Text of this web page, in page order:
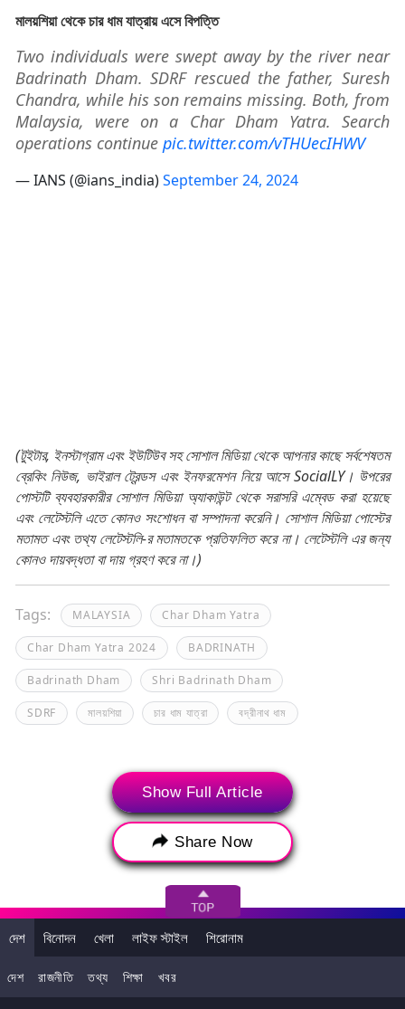
মালয়শিয়া থেকে চার ধাম যাত্রায় এসে বিপত্তি
Two individuals were swept away by the river near
Badrinath Dham. SDRF rescued the father, Suresh
Chandra, while his son remains missing. Both, from
Malaysia, were on a Char Dham Yatra. Search
operations continue pic.twitter.com/vTHUecIHWV
— IANS (@ians_india)September 24, 2024
(টুইটার, ইনস্টাগ্রাম এবং ইউটিউব সহ সোশাল মিডিয়া থেকে আপনার কাছে সর্বশেষতম
ব্রেকিং নিউজ, ভাইরাল ট্রেন্ডস এবং ইনফরমেশন নিয়ে আসে SocialLY। উপরের
পোস্টটি ব্যবহারকারীর সোশাল মিডিয়া অ্যাকাউন্ট থেকে সরাসরি এম্বেড করা হয়েছে
এবং লেটেস্টলি এতে কোনও সংশোধন বা সম্পাদনা করেনি। সোশাল মিডিয়া পোস্টের
মতামত এবং তথ্য লেটেস্টলি-র মতামতকে প্রতিফলিত করে না। লেটেস্টলি এর জন্য
কোনও দায়বদ্ধতা বা দায় গ্রহণ করে না।)
Tags: MALAYSIA Char Dham Yatra
Char Dham Yatra 2024 BADRINATH
Badrinath Dham Shri Badrinath Dham
SDRF মালয়শিয়া চার ধাম যাত্রা বদ্রীনাথ ধাম
>
Show Full Article
Share Now
দেশ বিনোদন খেলা লাইফ স্টাইল শিরোনাম
দেশ রাজনীতি তথ্য শিক্ষা খবর